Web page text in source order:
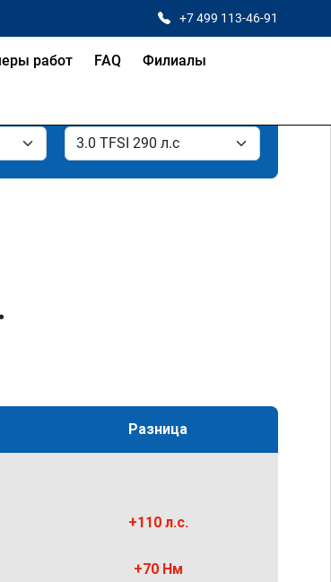
+7 499 113-46-91
работ FAQ Филиалы
Разница
+110 л.с.
+70 Нм